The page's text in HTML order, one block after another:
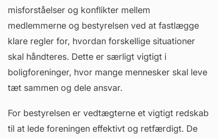
misforståelser og konflikter mellem
medlemmerne og bestyrelsen ved at fastlægge
klare regler for, hvordan forskellige situationer
skal håndteres. Dette er særligt vigtigt i
boligforeninger, hvor mange mennesker skal leve
tæt sammen og dele ansvar.
For bestyrelsen er vedtægterne et vigtigt redskab
til at lede foreningen effektivt og retfærdigt. De